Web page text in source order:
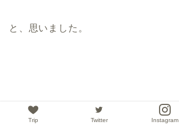
と、思いました。
Trip Twitter Instagram